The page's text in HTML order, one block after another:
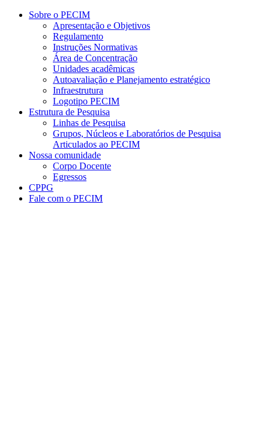
Conteúdo principal Menu principal
Sobre o PECIM
Apresentação e Objetivos
Regulamento
Instruções Normativas
Área de Concentração
Unidades acadêmicas
Autoavaliação e Planejamento estratégico
Infraestrutura
Logotipo PECIM
Estrutura de Pesquisa
Linhas de Pesquisa
Grupos, Núcleos e Laboratórios de Pesquisa
Articulados ao PECIM
Nossa comunidade
Corpo Docente
Egressos
CPPG
Fale com o PECIM